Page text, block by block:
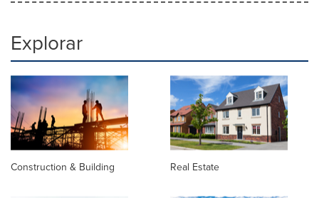
Explorar
Construction & Building Real Estate